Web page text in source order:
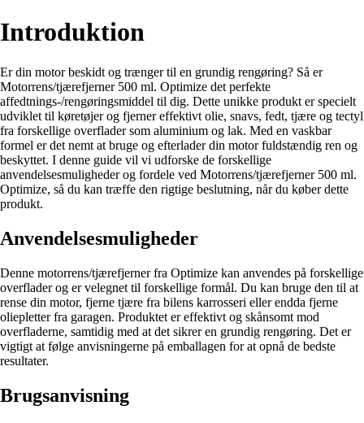
Introduktion
Er din motor beskidt og trænger til en grundig rengøring? Så er
Motorrens/tjærefjerner 500 ml. Optimize det perfekte
affedtnings-/rengøringsmiddel til dig. Dette unikke produkt er specielt
udviklet til køretøjer og fjerner effektivt olie, snavs, fedt, tjære og tectyl
fra forskellige overflader som aluminium og lak. Med en vaskbar
formel er det nemt at bruge og efterlader din motor fuldstændig ren og
beskyttet. I denne guide vil vi udforske de forskellige
anvendelsesmuligheder og fordele ved Motorrens/tjærefjerner 500 ml.
Optimize, så du kan træffe den rigtige beslutning, når du køber dette
produkt.
Anvendelsesmuligheder
Denne motorrens/tjærefjerner fra Optimize kan anvendes på forskellige
overflader og er velegnet til forskellige formål. Du kan bruge den til at
rense din motor, fjerne tjære fra bilens karrosseri eller endda fjerne
oliepletter fra garagen. Produktet er effektivt og skånsomt mod
overfladerne, samtidig med at det sikrer en grundig rengøring. Det er
vigtigt at følge anvisningerne på emballagen for at opnå de bedste
resultater.
Brugsanvisning